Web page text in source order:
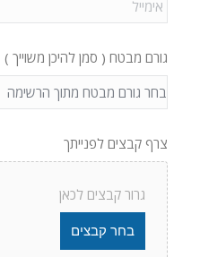
גורם מבטח ( סמן להיכן משוייך )
צרף קבצים לפנייתך
גרור קבצים לכאן